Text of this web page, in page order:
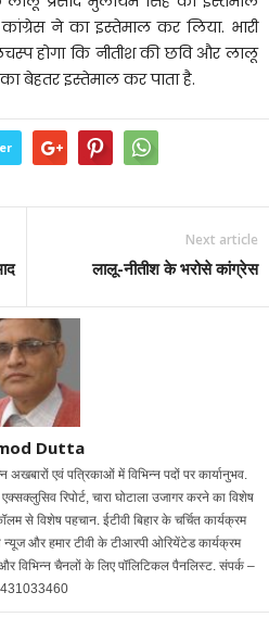
ने का इस्तेमाल कर लिया. भारी
होगा कि नीतीश की छवि और लालू
बेहतर इस्तेमाल कर पाता है.
Next article
लालू-नीतीश के भरोसे कांग्रेस
Dutta
एवं पत्रिकाओं में विभिन्न पदों पर कार्यानुभव.
रिपोर्ट, चारा घोटाला उजागर करने का विशेष
से विशेष पहचान. ईटीवी बिहार के चर्चित कार्यक्रम
न्यूज और हमार टीवी के टीआरपी ओरियेंटेड कार्यक्रम
और विभिन्न चैनलों के लिए पॉलिटिकल पैनलिस्ट. संपर्क –